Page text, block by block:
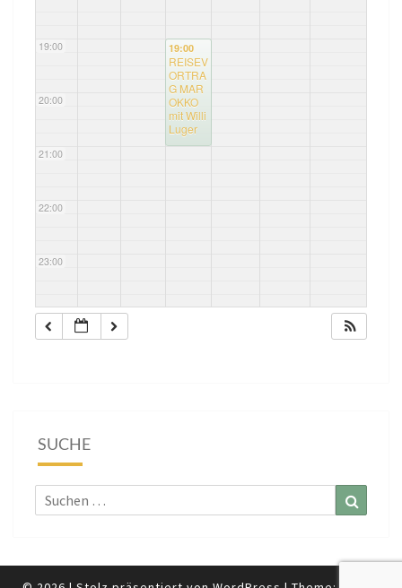
19:00
20:00
21:00
22:00
23:00
19:00
REISEV
ORTRA
G MAR
OKKO
mit Willi
Luger
SUCHE
Suchen
nach: